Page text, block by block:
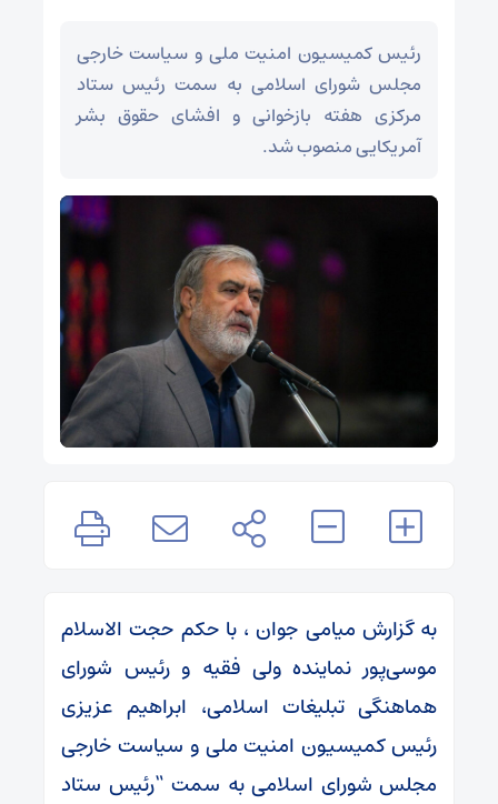
رئیس کمیسیون امنیت ملی و سیاست خارجی
مجلس شورای اسلامی به سمت رئیس ستاد
مرکزی هفته بازخوانی و افشای حقوق بشر
آمریکایی منصوب شد.
به گزارش میامی جوان ، با حکم حجت الاسلام
موسی‌پور نماینده ولی فقیه و رئیس شورای
هماهنگی تبلیغات اسلامی، ابراهیم عزیزی
رئیس کمیسیون امنیت ملی و سیاست خارجی
مجلس شورای اسلامی به سمت “رئیس ستاد